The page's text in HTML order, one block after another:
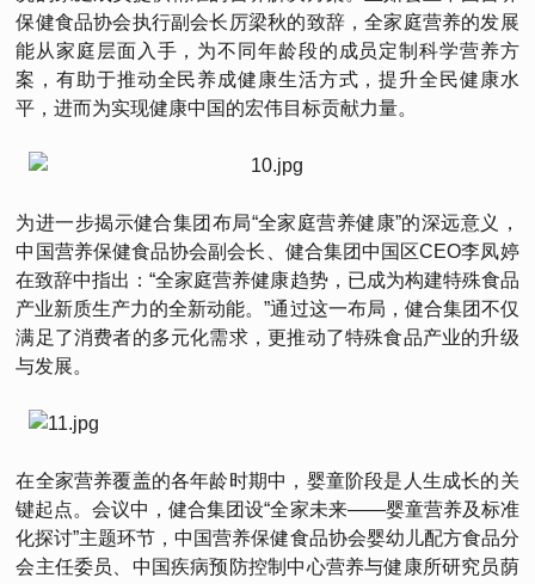
保健食品协会执行副会长厉梁秋的致辞，全家庭营养的发展
能从家庭层面入手，为不同年龄段的成员定制科学营养方
案，有助于推动全民养成健康生活方式，提升全民健康水
平，进而为实现健康中国的宏伟目标贡献力量。
为进一步揭示健合集团布局“全家庭营养健康”的深远意义，
中国营养保健食品协会副会长、健合集团中国区CEO李凤婷
在致辞中指出：“全家庭营养健康趋势，已成为构建特殊食品
产业新质生产力的全新动能。”通过这一布局，健合集团不仅
满足了消费者的多元化需求，更推动了特殊食品产业的升级
与发展。
在全家营养覆盖的各年龄时期中，婴童阶段是人生成长的关
键起点。会议中，健合集团设“全家未来——婴童营养及标准
化探讨”主题环节，中国营养保健食品协会婴幼儿配方食品分
会主任委员、中国疾病预防控制中心营养与健康所研究员荫